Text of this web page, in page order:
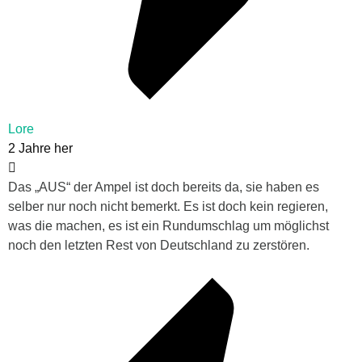
Lore
2 Jahre her
Das „AUS“ der Ampel ist doch bereits da, sie haben es
selber nur noch nicht bemerkt. Es ist doch kein regieren,
was die machen, es ist ein Rundumschlag um möglichst
noch den letzten Rest von Deutschland zu zerstören.